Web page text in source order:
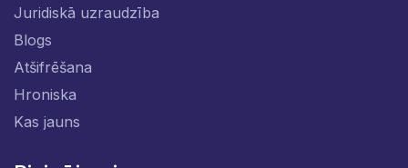
Juridiskā uzraudzība
Blogs
Atšifrēšana
Hroniska
Kas jauns